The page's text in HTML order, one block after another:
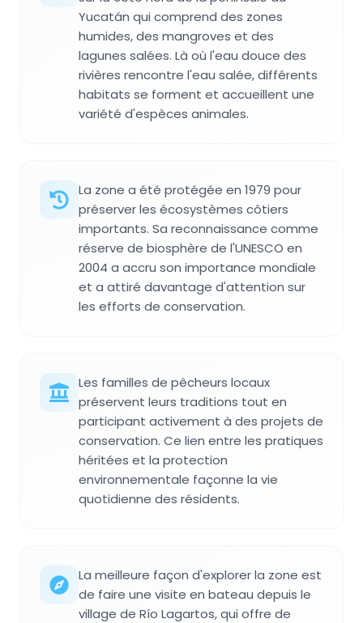
Yucatán qui comprend des zones
humides, des mangroves et des
lagunes salées. Là où l'eau douce des
rivières rencontre l'eau salée, différents
habitats se forment et accueillent une
variété d'espèces animales.
La zone a été protégée en 1979 pour
préserver les écosystèmes côtiers
importants. Sa reconnaissance comme
réserve de biosphère de l'UNESCO en
2004 a accru son importance mondiale
et a attiré davantage d'attention sur
les efforts de conservation.
Les familles de pêcheurs locaux
préservent leurs traditions tout en
participant activement à des projets de
conservation. Ce lien entre les pratiques
héritées et la protection
environnementale façonne la vie
quotidienne des résidents.
La meilleure façon d'explorer la zone est
de faire une visite en bateau depuis le
village de Río Lagartos, qui offre de